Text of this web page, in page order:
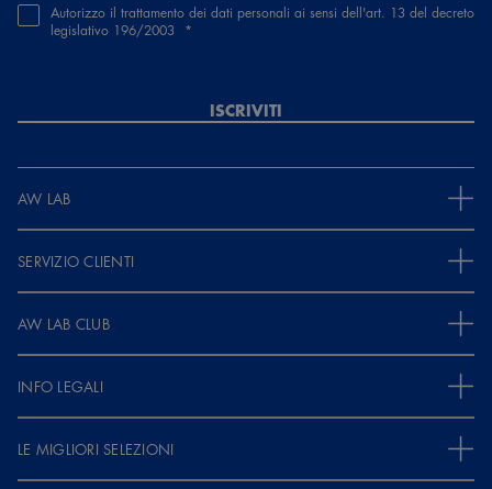
Autorizzo il trattamento dei dati personali ai sensi dell'art. 13 del decreto
legislativo 196/2003
ISCRIVITI
AW LAB
SERVIZIO CLIENTI
AW LAB CLUB
INFO LEGALI
LE MIGLIORI SELEZIONI